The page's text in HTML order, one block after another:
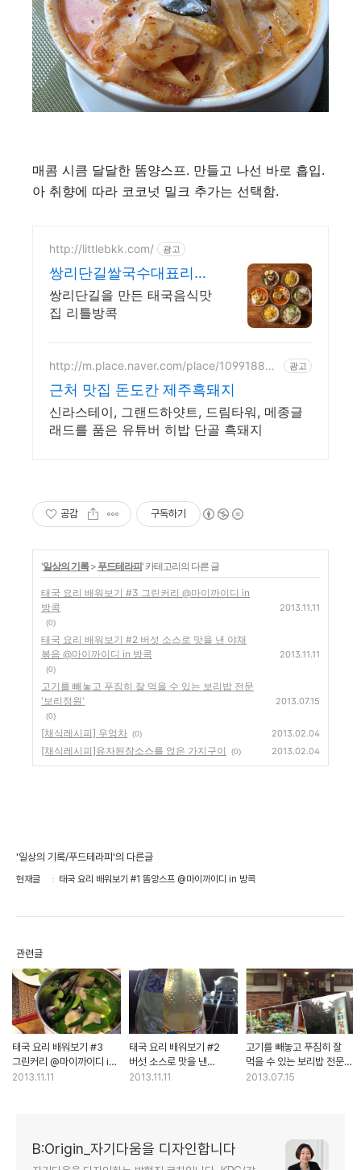
매콤 시큼 달달한 똠양스프. 만들고 나선 바로 흡입.
아 취향에 따라 코코넛 밀크 추가는 선택함.
http://littlebkk.com/ 광고
쌍리단길쌀국수대표리틀
방콕
쌍리단길을 만든 태국음식맛
집 리틀방콕
http://m.place.naver.com/place/109918809
광고
근처 맛집 돈도칸 제주흑돼지
신라스테이, 그랜드하얏트, 드림타워, 메종글
래드를 품은 유튜버 히밥 단골 흑돼지
공감 구독하기
'일상의 기록> 푸드테라피' 카테고리의 다른 글
태국 요리 배워보기 #3 그린커리 @마이까이디 in
방콕
(0)
2013.11.11
태국 요리 배워보기 #2 버섯 소스로 맛을 낸 야채
볶음 @마이까이디 in 방콕
(0)
2013.11.11
고기를 빼놓고 푸짐히 잘 먹을 수 있는 보리밥 전문
'보리정원'
(0)
2013.07.15
[채식레시피] 우엉차 (0) 2013.02.04
[채식레시피]유자된장소스를 얹은 가지구이 (0) 2013.02.04
'일상의 기록/푸드테라피'의 다른글
현재글 태국 요리 배워보기 #1 똠양스프 @마이까이디 in 방콕
관련글
태국 요리 배워보기 #3
그린커리 @마이까이디 in
방콕
2013.11.11
태국 요리 배워보기 #2
버섯 소스로 맛을 낸
야채볶음 @마이까이디 in
2013.11.11
고기를 빼놓고 푸짐히 잘
먹을 수 있는 보리밥 전문
'보리정원'
2013.07.15
B:Origin_자기다움을 디자인합니다